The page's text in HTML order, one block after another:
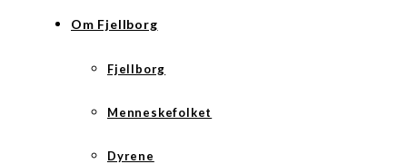
Om Fjellborg
Fjellborg
Menneskefolket
Dyrene